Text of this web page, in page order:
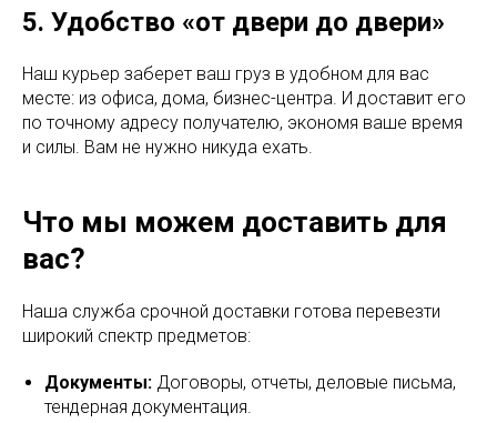
5. Удобство «от двери до двери»
Наш курьер заберет ваш груз в удобном для вас
месте: из офиса, дома, бизнес-центра. И доставит его
по точному адресу получателю, экономя ваше время
и силы. Вам не нужно никуда ехать.
Что мы можем доставить для
вас?
Наша служба срочной доставки готова перевезти
широкий спектр предметов:
Документы: Договоры, отчеты, деловые письма,
тендерная документация.